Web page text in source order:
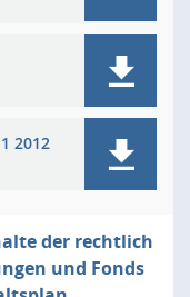
2012
der rechtlich
und Fonds